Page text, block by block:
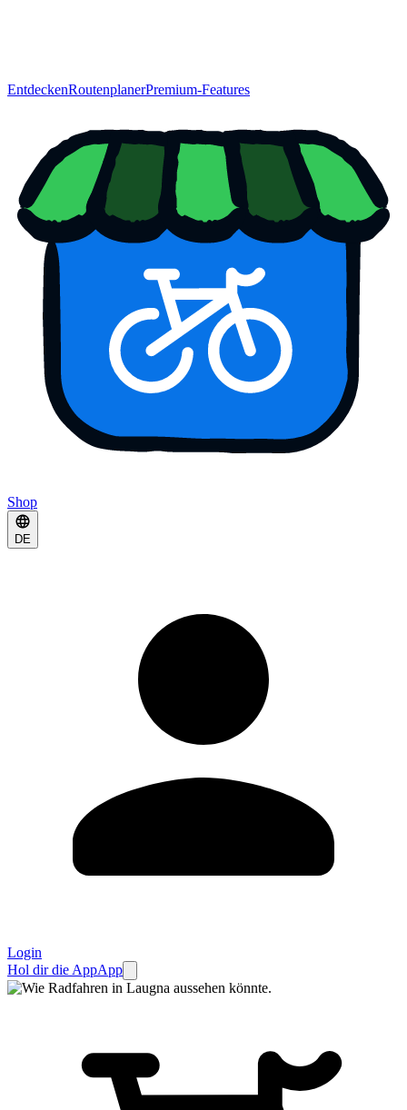
EntdeckenRoutenplanerPremium-Features
Shop
DE
Login
Hol dir die AppApp